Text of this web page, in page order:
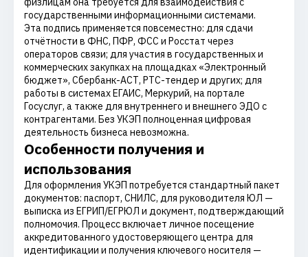
государственными информационными системами.
Эта подпись применяется повсеместно: для сдачи
отчётности в ФНС, ПФР, ФСС и Росстат через
операторов связи; для участия в государственных и
коммерческих закупках на площадках «Электронный
бюджет», Сбербанк-АСТ, РТС-тендер и других; для
работы в системах ЕГАИС, Меркурий, на портале
Госуслуг, а также для внутреннего и внешнего ЭДО с
контрагентами. Без УКЭП полноценная цифровая
деятельность бизнеса невозможна.
Особенности получения и
использования
Для оформления УКЭП потребуется стандартный пакет
документов: паспорт, СНИЛС, для руководителя ЮЛ —
выписка из ЕГРИП/ЕГРЮЛ и документ, подтверждающий
полномочия. Процесс включает личное посещение
аккредитованного удостоверяющего центра для
идентификации и получения ключевого носителя —